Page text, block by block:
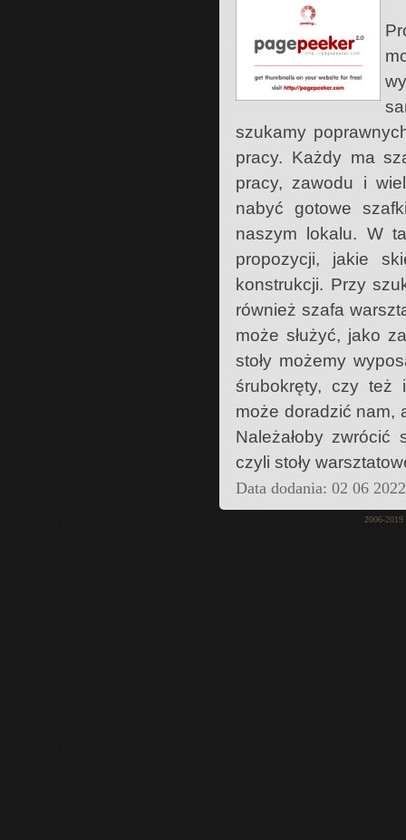
szukamy
pracy. Każdy ma
pracy, zawodu i
nabyć gotowe
naszym lokalu. W
propozycji, jakie
konstrukcji. Przy
również szafa
może służyć, jako
stoły możemy
śrubokręty, czy też
może doradzić nam,
Należałoby
czyli stoły
Data dodania: 02 06
2006-